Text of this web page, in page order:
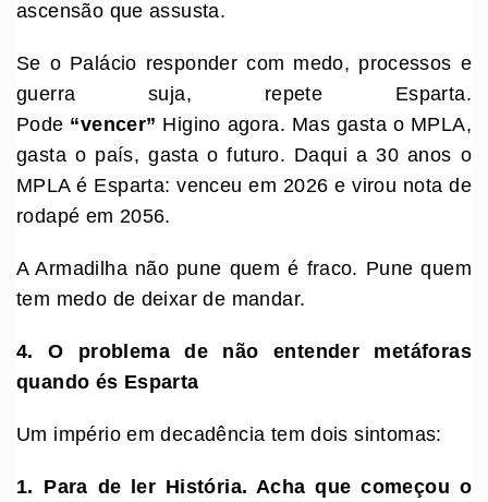
ascensão que assusta.
Se o Palácio responder com medo, processos e
guerra suja, repete Esparta.
Pode “vencer” Higino agora. Mas gasta o MPLA,
gasta o país, gasta o futuro. Daqui a 30 anos o
MPLA é Esparta: venceu em 2026 e virou nota de
rodapé em 2056.
A Armadilha não pune quem é fraco. Pune quem
tem medo de deixar de mandar.
4. O problema de não entender metáforas
quando és Esparta
Um império em decadência tem dois sintomas:
1. ⁠Para de ler História. Acha que começou o